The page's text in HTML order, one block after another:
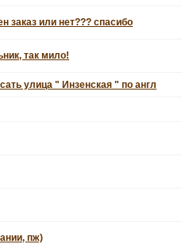
заказ или нет??? спасибо
так мило!
улица " Инзенская " по англ
пж)